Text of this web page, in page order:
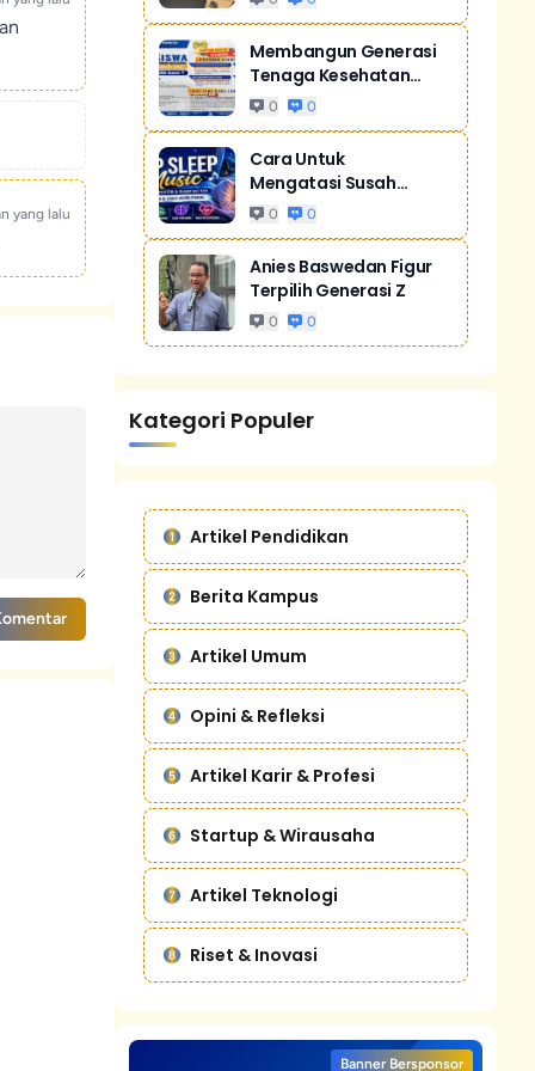
yang lalu
Membangun Generasi
Tenaga Kesehatan
Unggul Dan Men...
0 0
Cara Untuk
Mengatasi Susah
Tidur Akibat Stres
0 0
Anies Baswedan Figur
Terpilih Generasi Z
0 0
Kategori Populer
Artikel Pendidikan
Berita Kampus
Artikel Umum
Opini & Refleksi
Artikel Karir & Profesi
Startup & Wirausaha
Artikel Teknologi
Riset & Inovasi
Banner Bersponsor